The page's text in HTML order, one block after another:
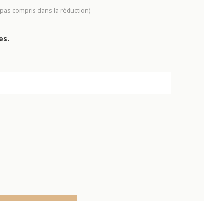
compris dans la réduction)